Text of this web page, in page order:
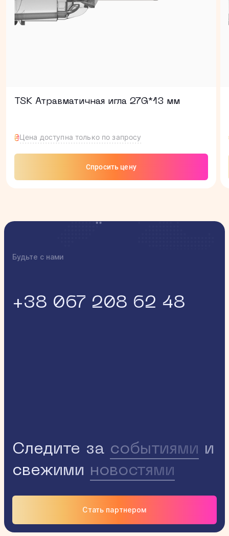
TSK Атравматичная игла 27G*13 мм
Цена доступна только по запросу
Спросить цену
Будьте с нами
+38 067 208 62 48
Следите за событиями и
свежими новостями
Стать партнером